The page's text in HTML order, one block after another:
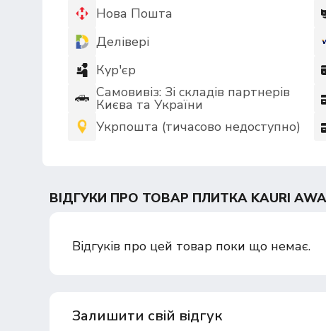
Нова Пошта
Делівері
Кур'єр
Самовивіз: Зі складів партнерів
Києва та України
Укрпошта (тичасово недоступно)
ВІДГУКИ ПРО ТОВАР ПЛИТКА KAURI
Відгуків про цей товар поки що немає.
Залишити свій відгук